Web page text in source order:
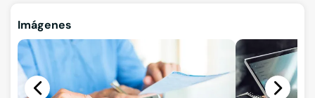
Imágenes